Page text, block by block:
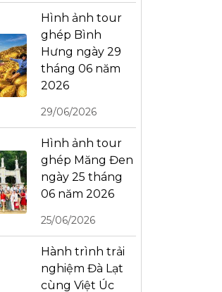
Hình ảnh tour
ghép Bình
Hưng ngày 29
tháng 06 năm
2026
29/06/2026
Hình ảnh tour
ghép Măng Đen
ngày 25 tháng
06 năm 2026
25/06/2026
Hành trình trải
nghiệm Đà Lạt
cùng Việt Úc